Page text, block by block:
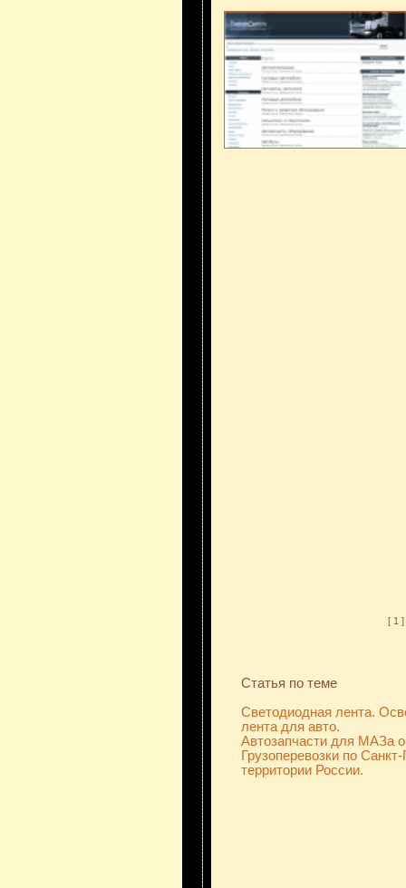
[ 1 ]
Статья по теме
Светодиодная лента.
лента для авто.
Автозапчасти для МАЗа
Грузоперевозки по
территории России.